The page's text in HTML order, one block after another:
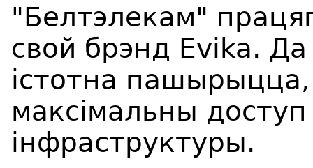
"Белтэлекам"
свой брэнд Evika.
істотна
максімальны
інфраструктуры.